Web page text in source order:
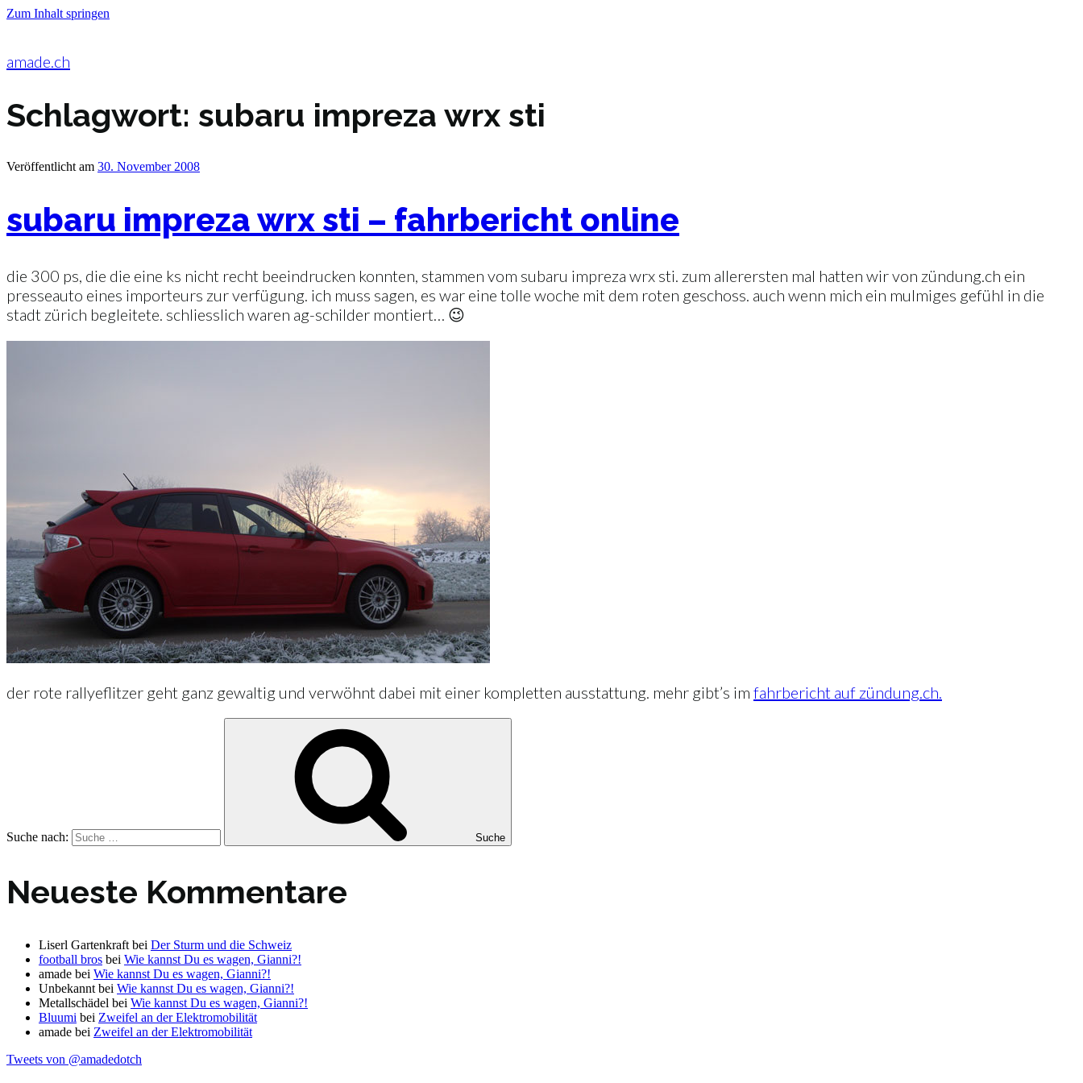
Zum Inhalt springen
amade.ch
Schlagwort: subaru impreza wrx sti
Veröffentlicht am 30. November 2008
subaru impreza wrx sti – fahrbericht online
die 300 ps, die die eine ks nicht recht beeindrucken konnten, stammen vom subaru impreza wrx sti. zum allerersten mal hatten wir von zündung.ch ein
presseauto eines importeurs zur verfügung. ich muss sagen, es war eine tolle woche mit dem roten geschoss. auch wenn mich ein mulmiges gefühl in die
stadt zürich begleitete. schliesslich waren ag-schilder montiert… 😉
der rote rallyeflitzer geht ganz gewaltig und verwöhnt dabei mit einer kompletten ausstattung. mehr gibt’s im fahrbericht auf zündung.ch.
Suche nach: Suche
Neueste Kommentare
Liserl Gartenkraft bei Der Sturm und die Schweiz
football bros bei Wie kannst Du es wagen, Gianni?!
amade bei Wie kannst Du es wagen, Gianni?!
Unbekannt bei Wie kannst Du es wagen, Gianni?!
Metallschädel bei Wie kannst Du es wagen, Gianni?!
Bluumi bei Zweifel an der Elektromobilität
amade bei Zweifel an der Elektromobilität
Tweets von @amadedotch